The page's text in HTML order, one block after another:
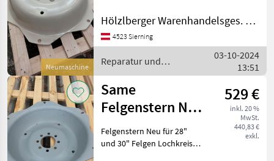
Neumaschine
203mm Mittelbohrung
140mm Passend zu Same
Deutz-Fahr Reparatur und
Hölzlberger Warenhandelsges. m. b. H.
4523 Sierning
Reparatur und
Ersatzteile / Same
03-10-2024
13:51
Same
Felgenstern Neu
30" und 28"
529 €
inkl. 20 %
MwSt.
440,83 €
exkl.
Felgenstern Neu für 28"
und 30" Felgen Lochkreis